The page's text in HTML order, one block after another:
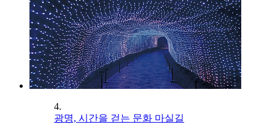
4.
광명, 시간을 걷는 문화 마실길